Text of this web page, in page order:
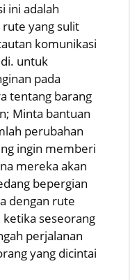
ini adalah
yang sulit
komunikasi
untuk
pada
tentang barang
Minta bantuan
perubahan
ingin memberi
mereka akan
bepergian
dengan rute
seseorang
perjalanan
yang dicintai